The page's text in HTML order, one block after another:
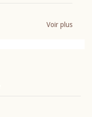
Voir plus